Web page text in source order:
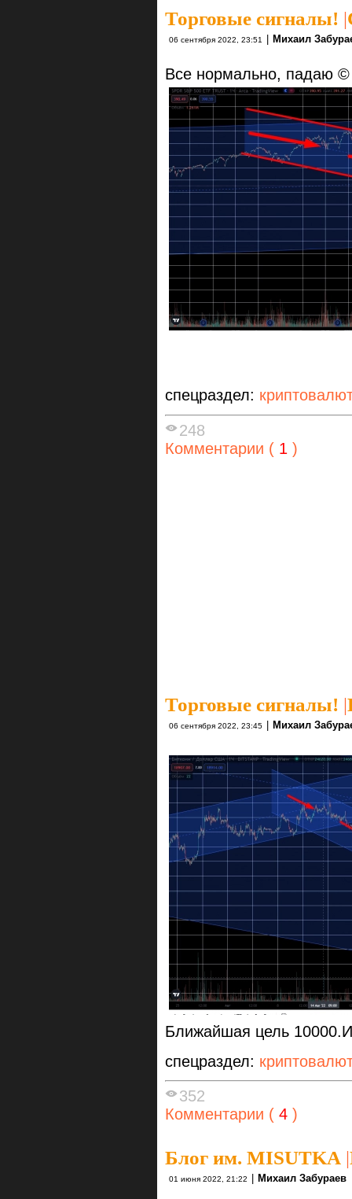
Торговые сигналы! |
06 сентября 2022, 23:51 Михаил
Все нормально, падаю ©
спецраздел:
248
Комментарии ( 1 )
Торговые сигналы! |
06 сентября 2022, 23:45 | Михаил
Ближайшая цель
спецраздел:
352
Комментарии ( 4 )
Блог им. MISUTKA |
01 июня 2022, 21:22 Михаил Забураев